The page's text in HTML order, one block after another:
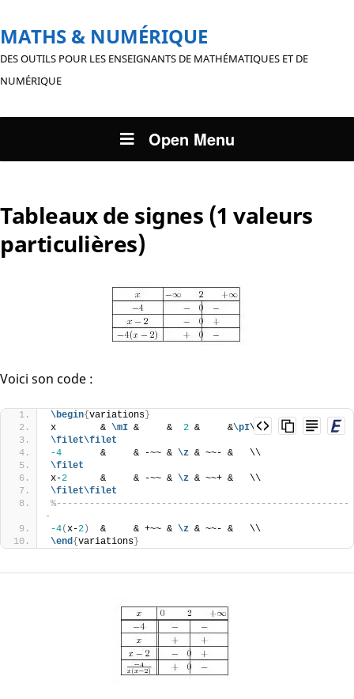
MATHS & NUMÉRIQUE
DES OUTILS POUR LES ENSEIGNANTS DE MATHÉMATIQUES ET DE
NUMÉRIQUE
Open Menu
Tableaux de signes (1 valeurs
particulières)
Voici son code :
\begin{ variations }
x        & \mI &     & 2 &     &\pI\\
\filet\filet
-4
       &     & -~~ &
\z & ~~- &   \\
\filet
x-2
      &     & -~~ &
\z & ~~+ &   \\
\filet\filet
%-----------------------------------------------------
-
-4(x-2 )
  &     & +~~ &
\z & ~~- &   \\
\end{ variations }